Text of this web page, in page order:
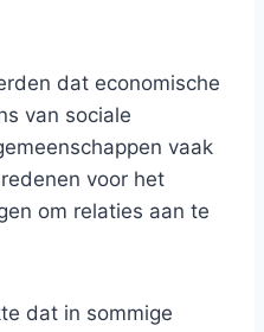
dat economische
van sociale
vaak
voor het
om relaties aan te
dat in sommige